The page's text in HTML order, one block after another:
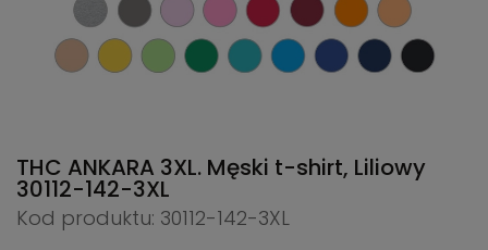
THC ANKARA 3XL. Męski t-shirt, Liliowy
30112-142-3XL
Kod produktu: 30112-142-3XL